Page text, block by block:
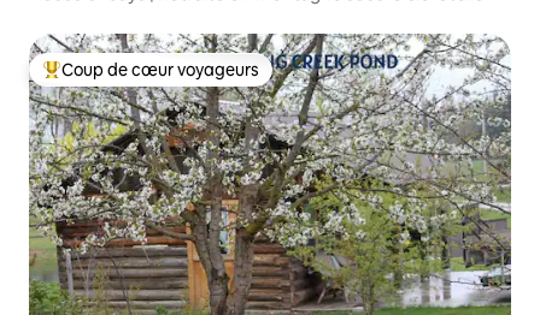
Coups de cœur voyageurs les plus appréciés
Coup de cœur voyageurs